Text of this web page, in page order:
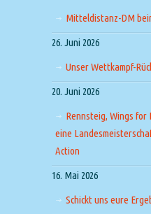
Mitteldistanz-DM
26. Juni 2026
Unser Wettkampf-
20. Juni 2026
Rennsteig, Wings for
eine
Action
16. Mai 2026
Schickt uns eure